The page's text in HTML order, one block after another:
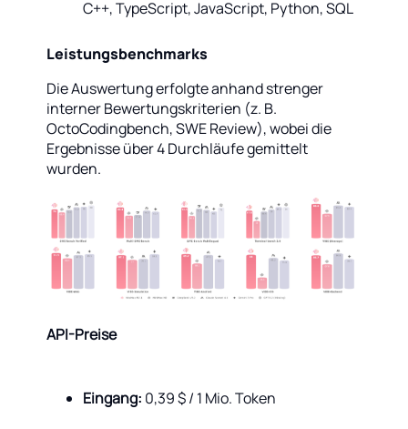
C++, TypeScript, JavaScript, Python, SQL
Leistungsbenchmarks
Die Auswertung erfolgte anhand strenger
interner Bewertungskriterien (z. B.
OctoCodingbench, SWE Review), wobei die
Ergebnisse über 4 Durchläufe gemittelt
wurden.
API-Preise
Eingang: 0,39 $ / 1 Mio. Token